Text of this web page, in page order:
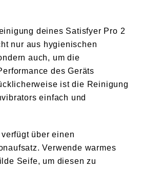
deines Satisfyer Pro 2
nur aus hygienischen
auch, um die
des Geräts
ist die Reinigung
einfach und
über einen
Verwende warmes
Seife, um diesen zu